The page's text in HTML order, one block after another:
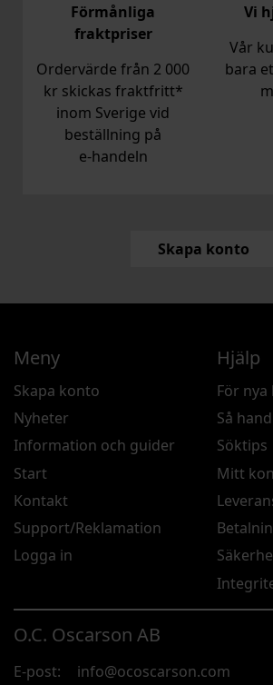
Förmånliga
fraktpriser
Ordervärde från 2 000
kr skickas fraktfritt*
inom Sverige vid
beställning på
e‑handeln
Vi
Vår
bara
Skapa konto
O.C. Oscarson AB
E-post: info@ocoscarson.com
Meny
Skapa konto
Nyheter
Information och guider
Start
Kontakt
Support/Reklamation
Logga in
Hjälp
För
Så
Söktips
Mitt